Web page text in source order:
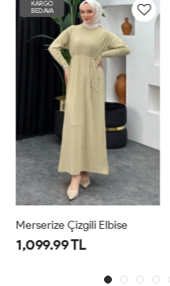
KARGO
BEDAVA
Merserize Çizgili Elbise
1,099.99 TL